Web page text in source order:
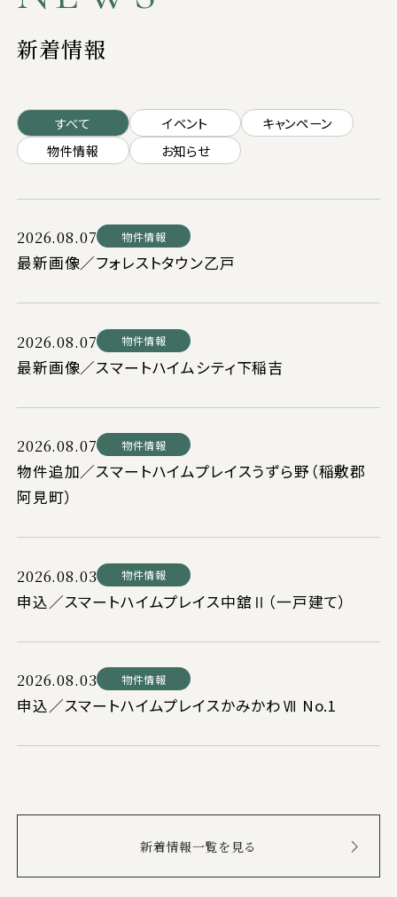
新着情報
すべて イベント
キャンペーン
物件情報
お知らせ
2026.08.07 物件情報
最新画像／フォレストタウン乙戸
2026.08.07 物件情報
最新画像／スマートハイムシティ下稲吉
2026.08.07 物件情報
物件追加／スマートハイムプレイスうずら野（稲敷郡
阿見町）
2026.08.03 物件情報
申込／スマートハイムプレイス中舘Ⅱ（一戸建て）
2026.08.03 物件情報
申込／スマートハイムプレイスかみかわⅦ No.1
新着情報一覧を見る